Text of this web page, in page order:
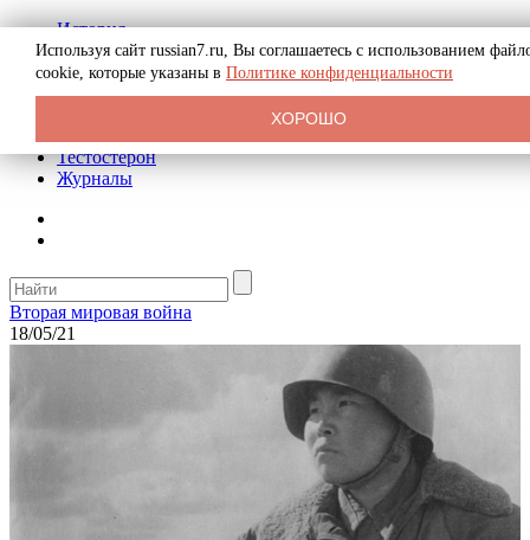
История
Биография
Криминал
Реклама на сайте
Тестостерон
Журналы
Вторая мировая война
18/05/21
Используя сайт russian7.ru, Вы соглашаетесь с использованием
cookie, которые указаны в Политике конфиденциальности
ХОРОШО